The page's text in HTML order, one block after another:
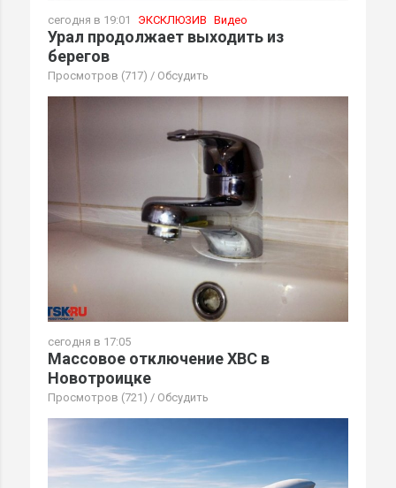
сегодня в 19:01 ЭКСКЛЮЗИВ Видео
Урал продолжает выходить из
берегов
Просмотров (717) / Обсудить
сегодня в 17:05
Массовое отключение ХВС в
Новотроицке
Просмотров (721) / Обсудить